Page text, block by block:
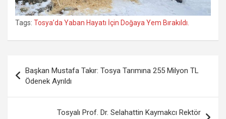
Tags: Tosya’da Yaban Hayatı İçin Doğaya Yem Bırakıldı.
gezinmesi
Başkan Mustafa Takır: Tosya Tarımına 255 Milyon TL
Ödenek Ayrıldı
Tosyalı Prof. Dr. Selahattin Kaymakcı Rektör